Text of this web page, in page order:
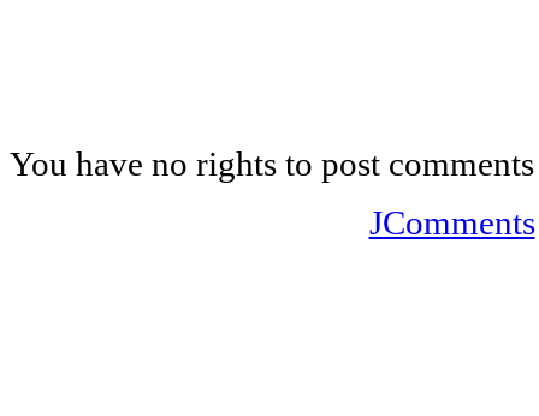
You have no rights to post comments
JComments